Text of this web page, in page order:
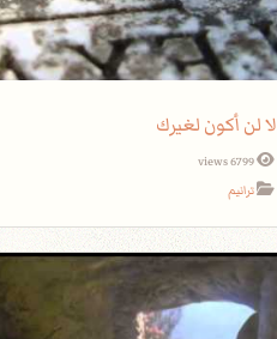
لا لن أكون لغيرك
6799 views
ترانيم